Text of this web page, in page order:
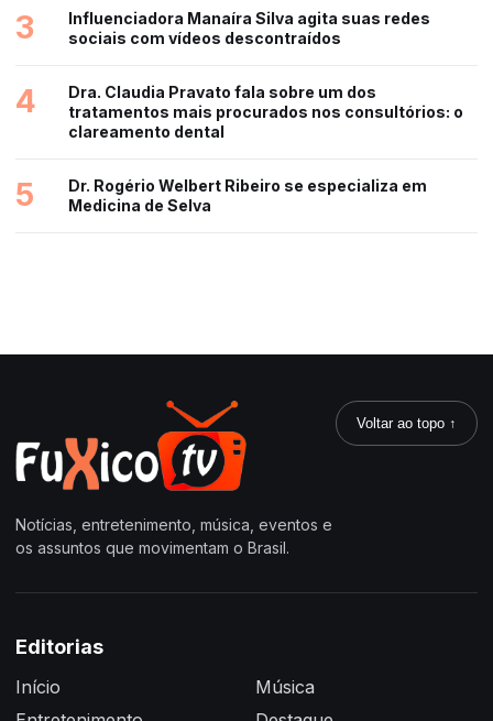
3
Influenciadora Manaíra Silva agita suas redes
sociais com vídeos descontraídos
4
Dra. Claudia Pravato fala sobre um dos
tratamentos mais procurados nos consultórios: o
clareamento dental
5
Dr. Rogério Welbert Ribeiro se especializa em
Medicina de Selva
Notícias, entretenimento, música, eventos e
os assuntos que movimentam o Brasil.
Voltar ao topo ↑
Editorias
Início
Música